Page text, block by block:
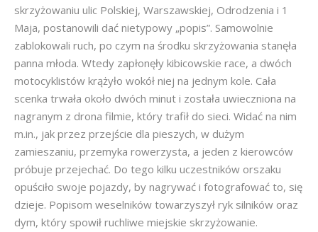
skrzyżowaniu ulic Polskiej, Warszawskiej, Odrodzenia i 1
Maja, postanowili dać nietypowy „popis”. Samowolnie
zablokowali ruch, po czym na środku skrzyżowania stanęła
panna młoda. Wtedy zapłonęły kibicowskie race, a dwóch
motocyklistów krążyło wokół niej na jednym kole. Cała
scenka trwała około dwóch minut i została uwieczniona na
nagranym z drona filmie, który trafił do sieci. Widać na nim
m.in., jak przez przejście dla pieszych, w dużym
zamieszaniu, przemyka rowerzysta, a jeden z kierowców
próbuje przejechać. Do tego kilku uczestników orszaku
opuściło swoje pojazdy, by nagrywać i fotografować to, się
dzieje. Popisom weselników towarzyszył ryk silników oraz
dym, który spowił ruchliwe miejskie skrzyżowanie.